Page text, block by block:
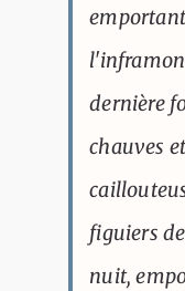
dernière
chauves
figuiers
nuit,